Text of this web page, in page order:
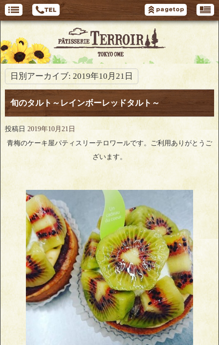
日別アーカイブ: 2019年10月21日
旬のタルト～レインボーレッドタルト～
投稿日 2019年10月21日
青梅のケーキ屋パティスリーテロワールです。ご利用ありがとうご
ざいます。